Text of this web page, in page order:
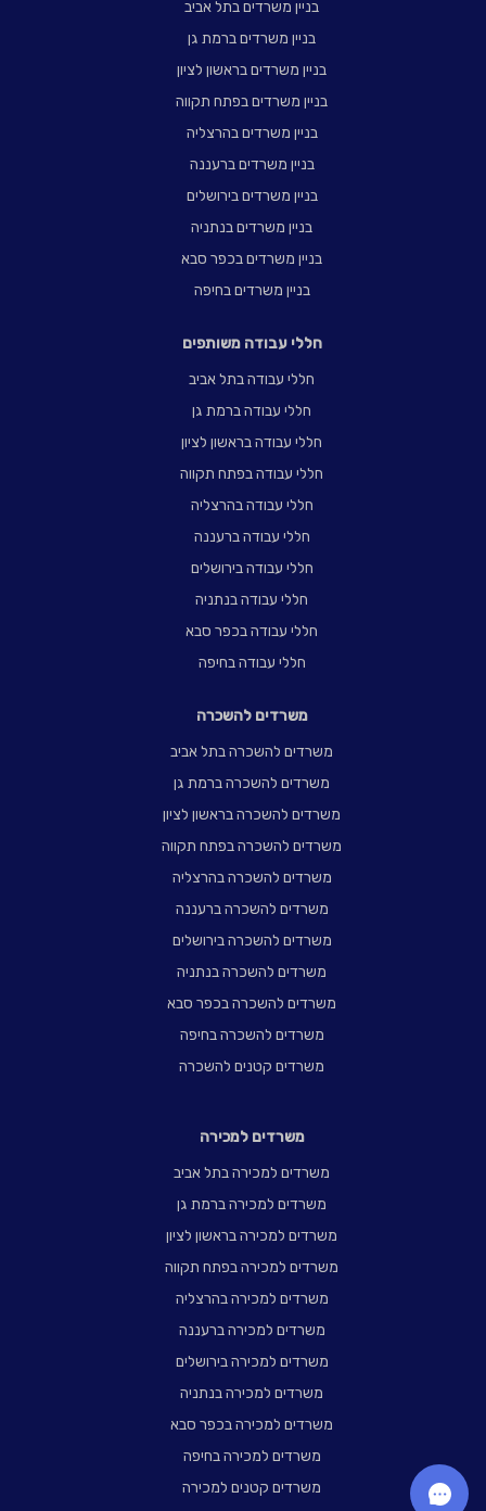
בניין משרדים בתל אביב
בניין משרדים ברמת גן
בניין משרדים בראשון לציון
בניין משרדים בפתח תקווה
בניין משרדים בהרצליה
בניין משרדים ברעננה
בניין משרדים בירושלים
בניין משרדים בנתניה
בניין משרדים בכפר סבא
בניין משרדים בחיפה
חללי עבודה משותפים
חללי עבודה בתל אביב
חללי עבודה ברמת גן
חללי עבודה בראשון לציון
חללי עבודה בפתח תקווה
חללי עבודה בהרצליה
חללי עבודה ברעננה
חללי עבודה בירושלים
חללי עבודה בנתניה
חללי עבודה בכפר סבא
חללי עבודה בחיפה
משרדים להשכרה
משרדים להשכרה בתל אביב
משרדים להשכרה ברמת גן
משרדים להשכרה בראשון לציון
משרדים להשכרה בפתח תקווה
משרדים להשכרה בהרצליה
משרדים להשכרה ברעננה
משרדים להשכרה בירושלים
משרדים להשכרה בנתניה
משרדים להשכרה בכפר סבא
משרדים להשכרה בחיפה
משרדים קטנים להשכרה
משרדים למכירה
משרדים למכירה בתל אביב
משרדים למכירה ברמת גן
משרדים למכירה בראשון לציון
משרדים למכירה בפתח תקווה
משרדים למכירה בהרצליה
משרדים למכירה ברעננה
משרדים למכירה בירושלים
משרדים למכירה בנתניה
משרדים למכירה בכפר סבא
משרדים למכירה בחיפה
משרדים קטנים למכירה